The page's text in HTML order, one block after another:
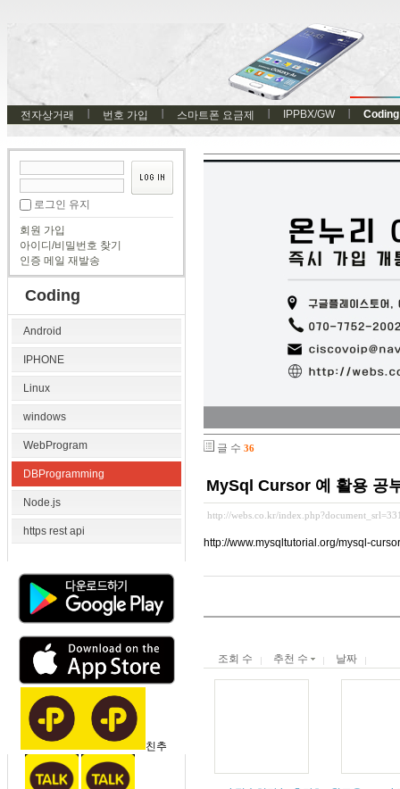
전자상거래 번호 가입 스마트폰 요금제 IPPBX/GW Coding
로그인 유지
회원 가입
아이디/비밀번호 찾기
인증 메일 재발송
Coding
Android
IPHONE
Linux
windows
WebProgram
DBProgramming
Node.js
https rest api
친추
글 수 36
MySql Cursor 예 활용 공
http://webs.co.kr/
http://www.mysqltutorial.org/mysql-
조회 수 추천 수 날짜